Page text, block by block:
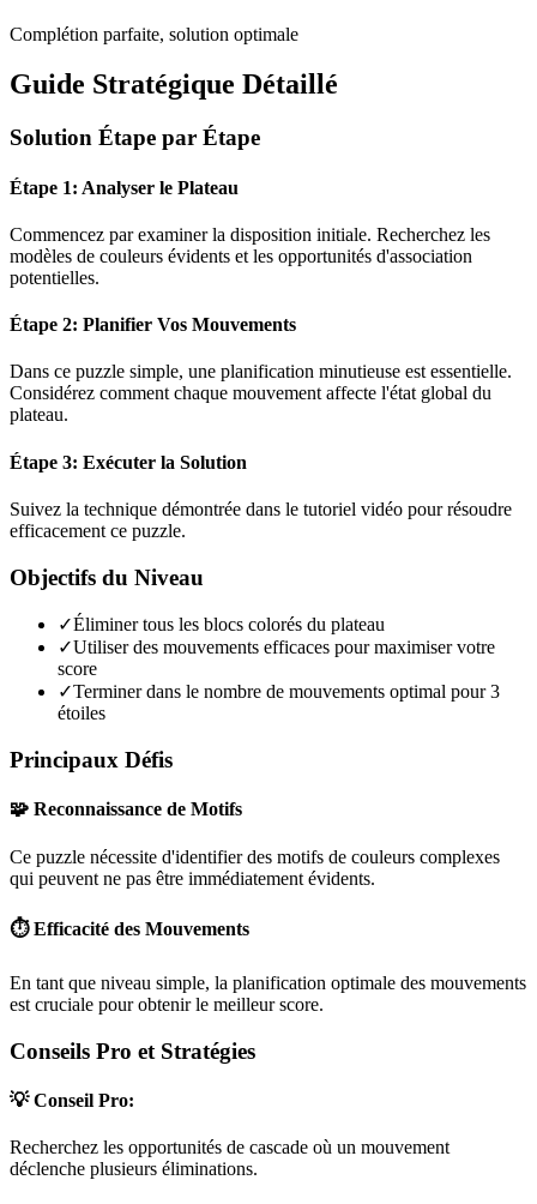
Complétion parfaite, solution optimale
Guide Stratégique Détaillé
Solution Étape par Étape
Étape 1: Analyser le Plateau
Commencez par examiner la disposition initiale. Recherchez les
modèles de couleurs évidents et les opportunités d'association
potentielles.
Étape 2: Planifier Vos Mouvements
Dans ce puzzle simple, une planification minutieuse est essentielle.
Considérez comment chaque mouvement affecte l'état global du
plateau.
Étape 3: Exécuter la Solution
Suivez la technique démontrée dans le tutoriel vidéo pour résoudre
efficacement ce puzzle.
Objectifs du Niveau
✓Éliminer tous les blocs colorés du plateau
✓Utiliser des mouvements efficaces pour maximiser votre
score
✓Terminer dans le nombre de mouvements optimal pour 3
étoiles
Principaux Défis
🧩 Reconnaissance de Motifs
Ce puzzle nécessite d'identifier des motifs de couleurs complexes
qui peuvent ne pas être immédiatement évidents.
⏱️ Efficacité des Mouvements
En tant que niveau simple, la planification optimale des mouvements
est cruciale pour obtenir le meilleur score.
Conseils Pro et Stratégies
💡 Conseil Pro:
Recherchez les opportunités de cascade où un mouvement
déclenche plusieurs éliminations.